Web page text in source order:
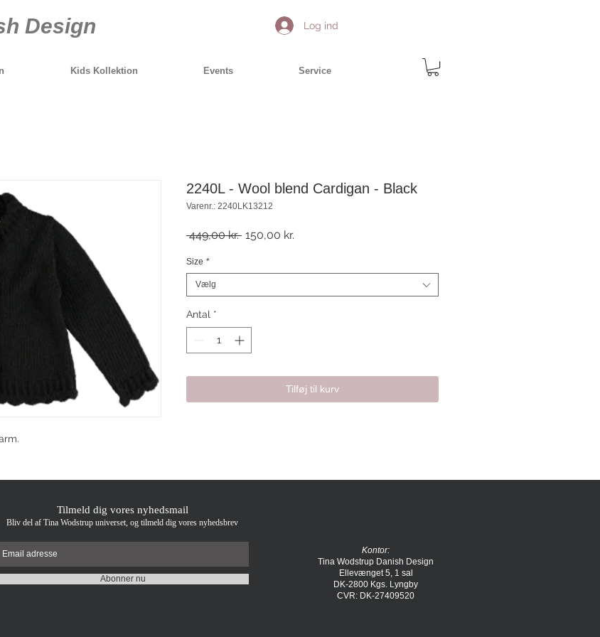
Design Log ind
Kids Kollektion Events Service
2240L - Wool blend Cardigan - Black
Varenr.: 2240LK13212
449,00 kr. Regulær
150,00 kr.
Size *
Vælg
Antal *
Tilføj til kurv
Tilmeld dig vores nyhedsmail
Bliv del af Tina Wodstrup universet, og tilmeld dig vores nyhedsbrev
Abonner nu
Kontor:
Tina Wodstrup Danish Design
Ellevænget 5, 1 sal
DK-2800 Kgs. Lyngby
CVR: DK-27409520